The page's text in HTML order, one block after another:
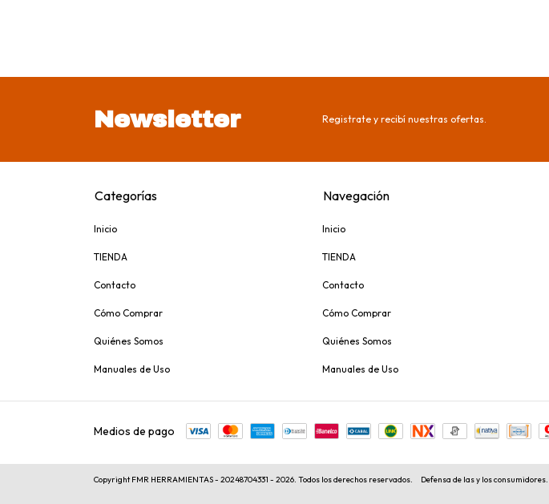
Newsletter Registrate y recibí nuestras ofertas.
Categorías
Inicio
TIENDA
Contacto
Cómo Comprar
Quiénes Somos
Manuales de Uso
Navegación
Inicio
TIENDA
Contacto
Cómo Comprar
Quiénes Somos
Manuales de Uso
Medios de pago
Copyright FMR HERRAMIENTAS - 20248704331 - 2026. Todos los derechos reservados. Defensa de las y los